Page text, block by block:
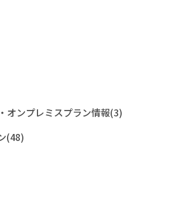
オンプレミスプラン情報(3)
(48)